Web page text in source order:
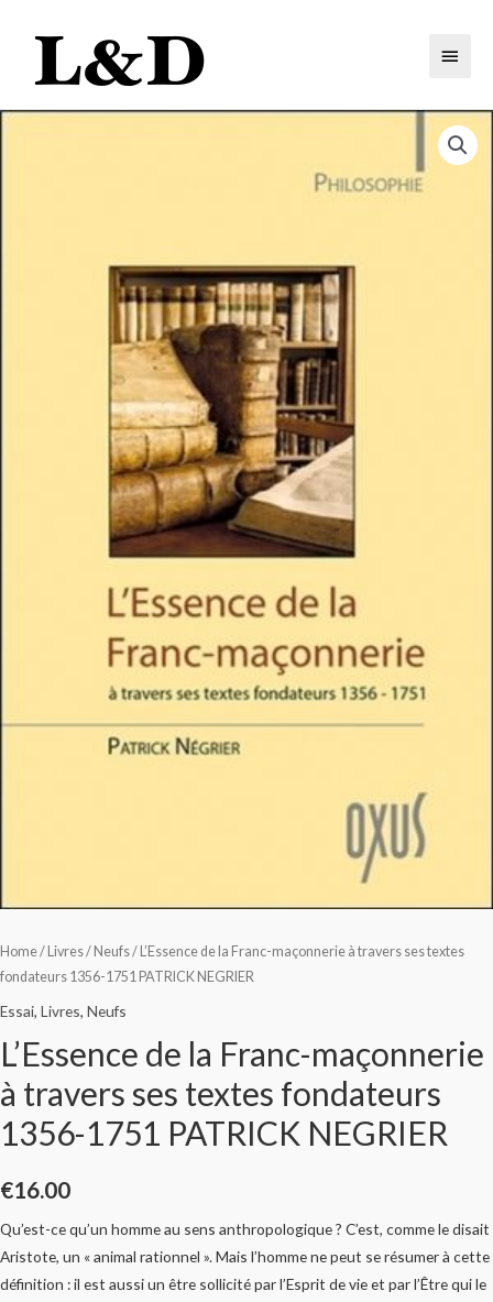
Home/ Livres/ Neufs/ L’Essence de la Franc-maçonnerie à travers ses textes
fondateurs 1356-1751 PATRICK NEGRIER
Essai, Livres, Neufs
L’Essence de la Franc-maçonnerie
à travers ses textes fondateurs
1356-1751 PATRICK NEGRIER
€16.00
Qu’est-ce qu’un homme au sens anthropologique ? C’est, comme le disait
Aristote, un « animal rationnel ». Mais l’homme ne peut se résumer à cette
définition : il est aussi un être sollicité par l’Esprit de vie et par l’Être qui le